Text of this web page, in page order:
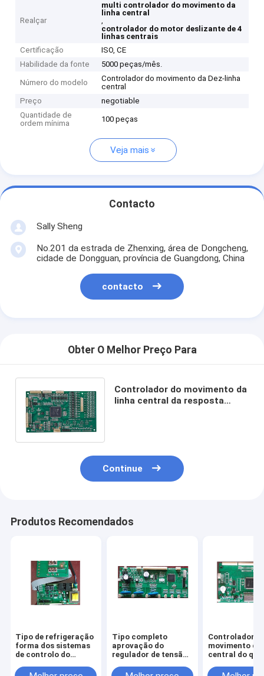
Realçar
multi controlador do movimento da
linha central
,
controlador do motor deslizante de 4
linhas centrais
Certificação
ISO, CE
Habilidade da fonte
5000 peças/mês.
Número do modelo
Controlador do movimento da Dez-linha
central
Preço
negotiable
Quantidade de
ordem mínima
100 peças
Veja mais
Contacto
Sally Sheng
No.201 da estrada de Zhenxing, área de Dongcheng,
cidade de Dongguan, província de Guangdong, China
contacto
Obter O Melhor Preço Para
Controlador do movimento da
linha central da resposta
Continue
Produtos Recomendados
Tipo de refrigeração
forma dos sistemas
de controlo do
durabilidade água
Tipo completo
aprovação do
regulador de tensão
controlo do
Controlador
movimento da
central do
motor